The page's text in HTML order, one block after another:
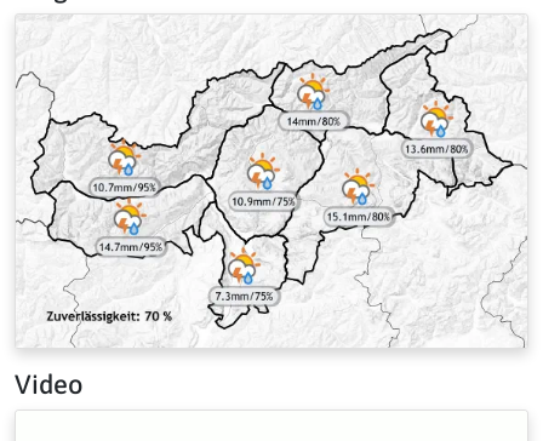
Video